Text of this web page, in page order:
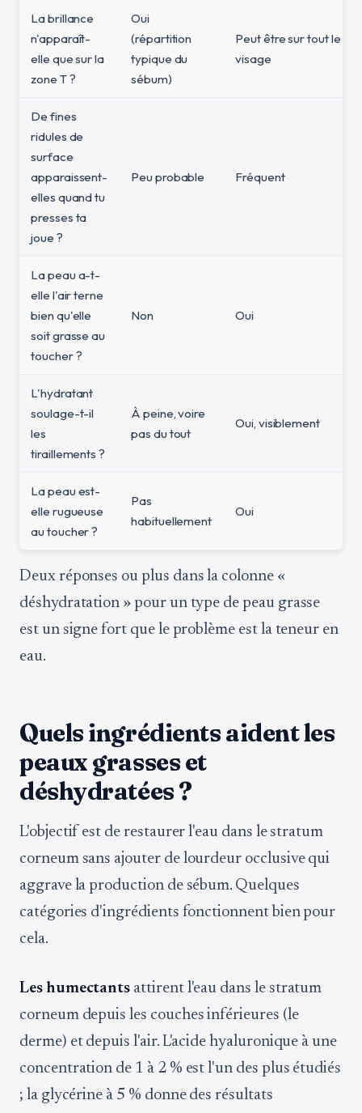
La brillance
n'apparaît-
elle que sur la
zone T ?
Oui
(répartition
typique du
sébum)
Peut être sur tout le
visage
De fines
ridules de
surface
apparaissent-
elles quand tu
presses ta
joue ?
Peu probable Fréquent
La peau a-t-
elle l'air terne
bien qu'elle
soit grasse au
toucher ?
Non Oui
L'hydratant
soulage-t-il
les
tiraillements ?
À peine, voire
pas du tout
Oui, visiblement
La peau est-
elle rugueuse
au toucher ?
Pas
habituellement
Oui
Deux réponses ou plus dans la colonne «
déshydratation » pour un type de peau grasse
est un signe fort que le problème est la teneur en
eau.
Quels ingrédients aident les
peaux grasses et
déshydratées ?
L'objectif est de restaurer l'eau dans le stratum
corneum sans ajouter de lourdeur occlusive qui
aggrave la production de sébum. Quelques
catégories d'ingrédients fonctionnent bien pour
cela.
Les humectants attirent l'eau dans le stratum
corneum depuis les couches inférieures (le
derme) et depuis l'air. L'acide hyaluronique à une
concentration de 1 à 2 % est l'un des plus étudiés
; la glycérine à 5 % donne des résultats